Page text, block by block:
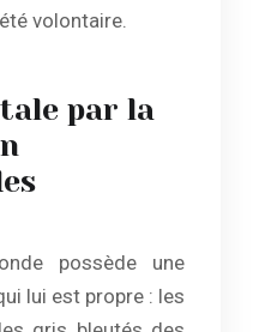
volontaire.
par la
possède une
lui est propre : les